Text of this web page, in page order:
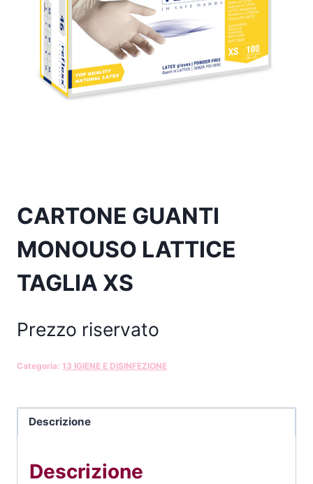
CARTONE GUANTI
MONOUSO LATTICE
TAGLIA XS
Prezzo riservato
Categoria: 13 IGIENE E DISINFEZIONE
Descrizione
Descrizione